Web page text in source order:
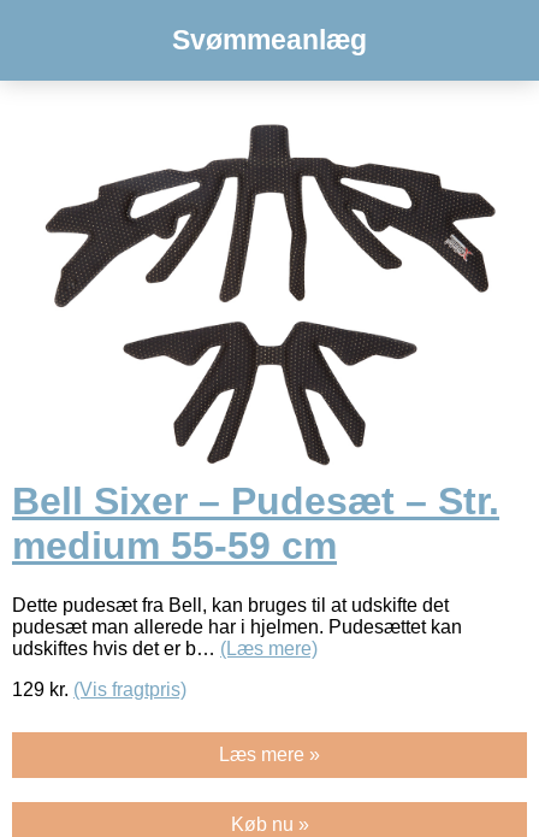
Svømmeanlæg
Bell Sixer – Pudesæt – Str.
medium 55-59 cm
Dette pudesæt fra Bell, kan bruges til at udskifte det
pudesæt man allerede har i hjelmen. Pudesættet kan
udskiftes hvis det er b… (Læs mere)
129 kr. (Vis fragtpris)
Læs mere »
Køb nu »